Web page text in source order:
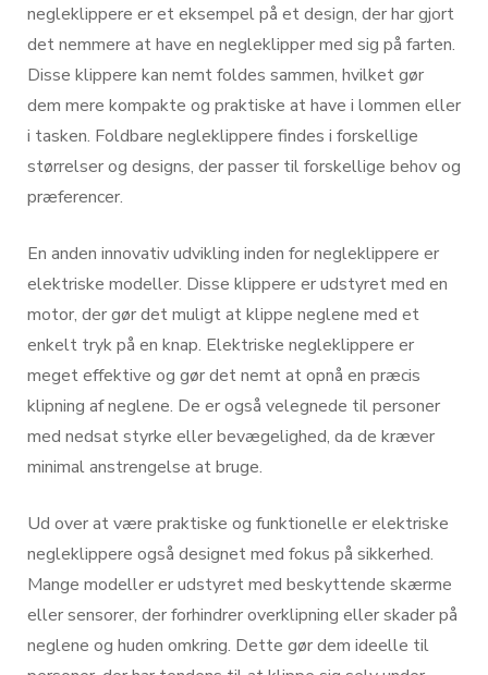
negleklippere er et eksempel på et design, der har gjort
det nemmere at have en negleklipper med sig på farten.
Disse klippere kan nemt foldes sammen, hvilket gør
dem mere kompakte og praktiske at have i lommen eller
i tasken. Foldbare negleklippere findes i forskellige
størrelser og designs, der passer til forskellige behov og
præferencer.
En anden innovativ udvikling inden for negleklippere er
elektriske modeller. Disse klippere er udstyret med en
motor, der gør det muligt at klippe neglene med et
enkelt tryk på en knap. Elektriske negleklippere er
meget effektive og gør det nemt at opnå en præcis
klipning af neglene. De er også velegnede til personer
med nedsat styrke eller bevægelighed, da de kræver
minimal anstrengelse at bruge.
Ud over at være praktiske og funktionelle er elektriske
negleklippere også designet med fokus på sikkerhed.
Mange modeller er udstyret med beskyttende skærme
eller sensorer, der forhindrer overklipning eller skader på
neglene og huden omkring. Dette gør dem ideelle til